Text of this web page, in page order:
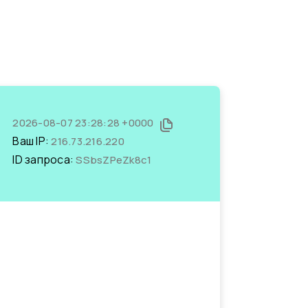
2026-08-07 23:28:28 +0000
Ваш IP:216.73.216.220
ID запроса:SSbsZPeZk8c1